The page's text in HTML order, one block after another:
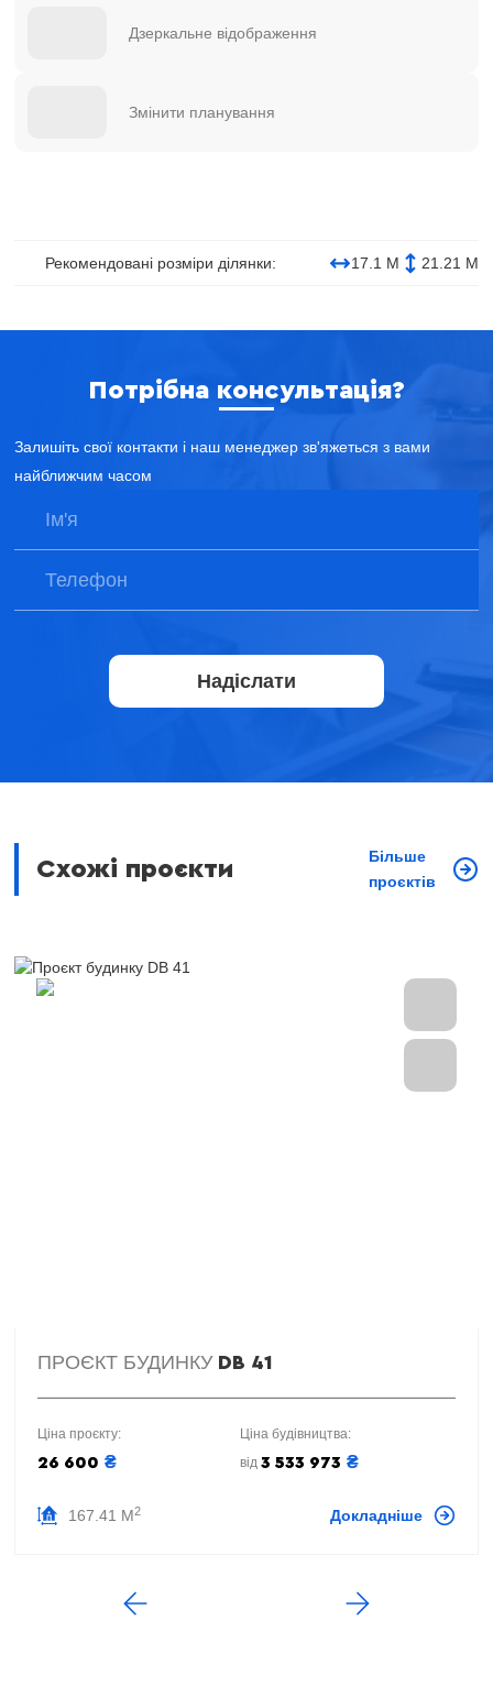
Дзеркальне відображення
Змінити планування
Рекомендовані розміри ділянки: 17.1 М 21.21 М
Потрібна консультація?
Залишіть свої контакти і наш менеджер зв'яжеться з вами
найближчим часом
Надіслати
Схожі проєкти
Більше
проєктів
ПРОЄКТ БУДИНКУ DB 41
Ціна проєкту:
26 600 ₴
Ціна будівництва:
від 3 533 973 ₴
167.41 М2 Докладніше